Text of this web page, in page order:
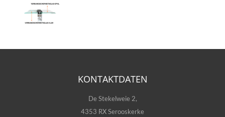
KONTAKTDATEN
De Stekelweie 2,
4353 RX Serooskerke